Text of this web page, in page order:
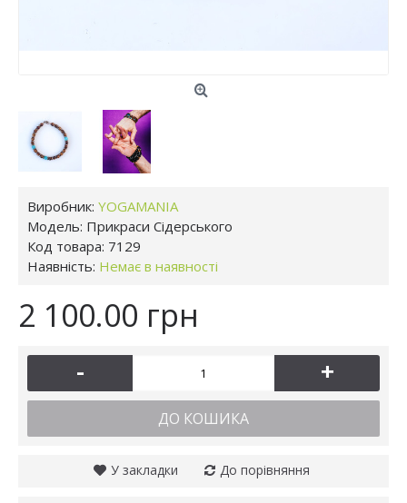
Виробник: YOGAMANIA
Модель: Прикраси Сідерського
Код товара: 7129
Наявність: Немає в наявності
2 100.00 грн
- +
ДО КОШИКА
У закладки До порівняння